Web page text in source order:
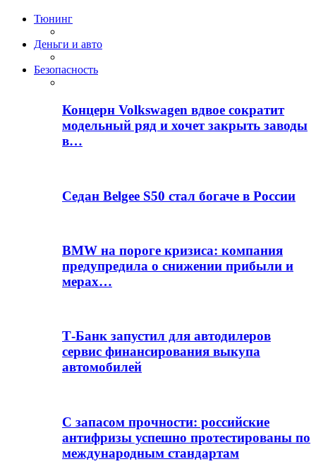
Тюнинг
Деньги и авто
Безопасность
Концерн Volkswagen вдвое сократит
модельный ряд и хочет закрыть заводы
в…
Седан Belgee S50 стал богаче в России
BMW на пороге кризиса: компания
предупредила о снижении прибыли и
мерах…
Т-Банк запустил для автодилеров
сервис финансирования выкупа
автомобилей
С запасом прочности: российские
антифризы успешно протестированы по
международным стандартам